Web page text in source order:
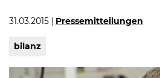
31.03.2015 Pressemitteilungen
bilanz